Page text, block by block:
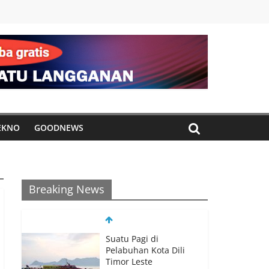
GOODNEWS
Breaking News
Suatu Pagi di
Pelabuhan Kota Dili
Timor Leste